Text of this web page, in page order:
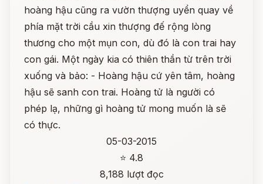
hoàng hậu cũng ra vườn thượng uyển quay về
phía mặt trời cầu xin thượng đế rộng lòng
thương cho một mụn con, dù đó là con trai hay
con gái. Một ngày kia có thiên thần từ trên trời
xuống và bảo: - Hoàng hậu cứ yên tâm, hoàng
hậu sẽ sanh con trai. Hoàng tử là người có
phép lạ, những gì hoàng tử mong muốn là sẽ
có thực.
05-03-2015
⭐ 4.8
8,188 lượt đọc